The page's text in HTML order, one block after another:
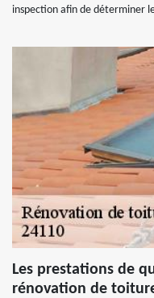
inspection afin de déterminer
Les prestations de
rénovation de